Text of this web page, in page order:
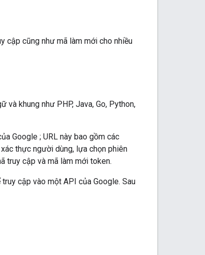
cập cũng như mã làm mới cho nhiều
và khung như PHP, Java, Go, Python,
Google ; URL này bao gồm các
thực người dùng, lựa chọn phiên
truy cập và mã làm mới token.
cập vào một API của Google. Sau